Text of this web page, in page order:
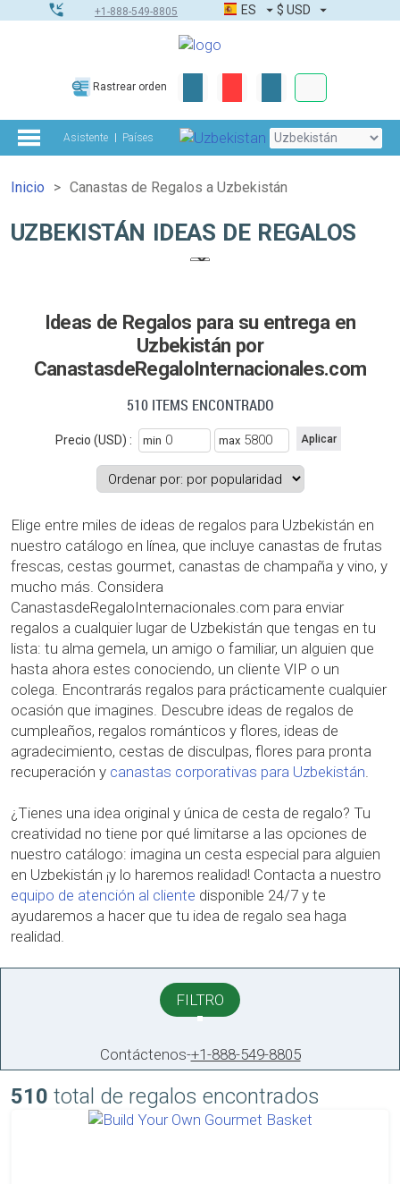
+1-888-549-8805 ES $ USD
Rastrear orden
Asistente Países
Inicio Canastas de Regalos a Uzbekistán
UZBEKISTÁN IDEAS DE REGALOS
FILTRO
Contáctenos-+1-888-549-8805
Ideas de Regalos para su entrega en
Uzbekistán por
CanastasdeRegaloInternacionales.com
510 ITEMS ENCONTRADO
Precio (USD) : min max
Elige entre miles de ideas de regalos para Uzbekistán en
nuestro catálogo en línea, que incluye canastas de frutas
frescas, cestas gourmet, canastas de champaña y vino, y
mucho más. Considera
CanastasdeRegaloInternacionales.com para enviar
regalos a cualquier lugar de Uzbekistán que tengas en tu
lista: tu alma gemela, un amigo o familiar, un alguien que
hasta ahora estes conociendo, un cliente VIP o un
colega. Encontrarás regalos para prácticamente cualquier
ocasión que imagines. Descubre ideas de regalos de
cumpleaños, regalos románticos y flores, ideas de
agradecimiento, cestas de disculpas, flores para pronta
recuperación y canastas corporativas para Uzbekistán.
¿Tienes una idea original y única de cesta de regalo? Tu
creatividad no tiene por qué limitarse a las opciones de
nuestro catálogo: imagina un cesta especial para alguien
en Uzbekistán ¡y lo haremos realidad! Contacta a nuestro
equipo de atención al cliente disponible 24/7 y te
ayudaremos a hacer que tu idea de regalo sea haga
realidad.
510 total de regalos encontrados